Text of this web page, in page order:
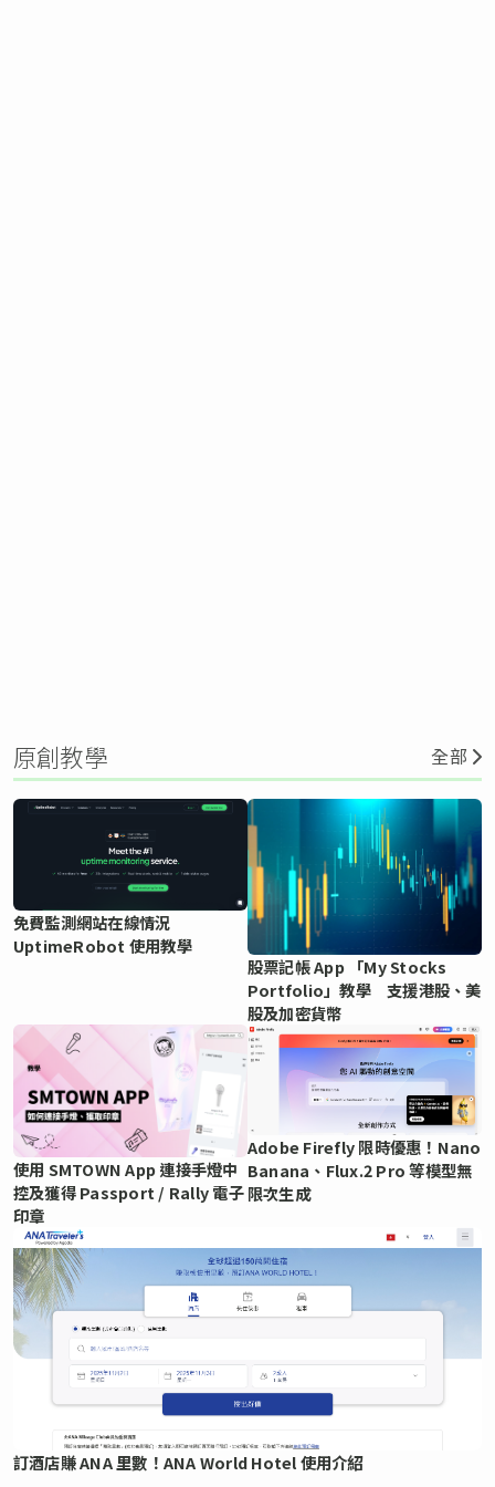
原創教學 全部
免費監測網站在線情況
UptimeRobot 使用教學
股票記帳 App 「My Stocks
Portfolio」教學 支援港股、美
股及加密貨幣
使用 SMTOWN App 連接手燈中
控及獲得 Passport / Rally 電子
印章
Adobe Firefly 限時優惠！Nano
Banana、Flux.2 Pro 等模型無
限次生成
訂酒店賺 ANA 里數！ANA World Hotel 使用介紹